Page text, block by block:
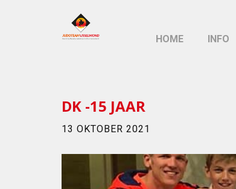
HOME INFO
DK -15 JAAR
13 OKTOBER 2021